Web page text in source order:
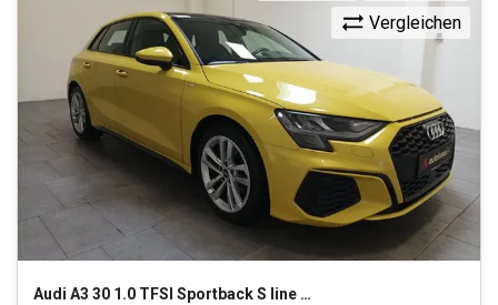
Audi A3 30 1.0 TFSI Sportback S line MHEV (EURO 6d)
Vergleichen